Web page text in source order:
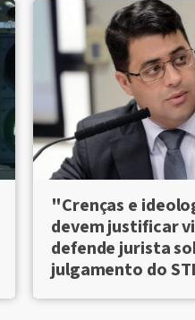
"Crenças e
devem justificar
defende jurista
julgamento do